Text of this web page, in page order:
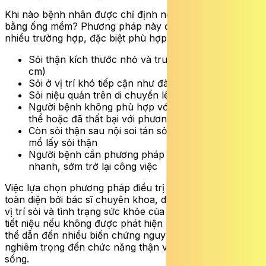
Khi nào bệnh nhân được chỉ định nội soi tán sỏi thận
bằng ống mềm? Phương pháp này được chỉ định trong
nhiều trường hợp, đặc biệt phù hợp với:
Sỏi thận kích thước nhỏ và trung bình (thường < 2
cm)
Sỏi ở vị trí khó tiếp cận như đài dưới
Sỏi niệu quản trên di chuyển lên thận
Người bệnh không phù hợp với tán sỏi ngoài cơ
thể hoặc đã thất bại với phương pháp này
Còn sỏi thận sau nội soi tán sỏi qua da hoặc sau
mổ lấy sỏi thận
Người bệnh cần phương pháp ít xâm lấn, hồi phục
nhanh, sớm trở lại công việc
Việc lựa chọn phương pháp điều trị cần được đánh giá
toàn diện bởi bác sĩ chuyên khoa, dựa trên kích thước,
vị trí sỏi và tình trạng sức khỏe của từng bệnh nhân. Sỏi
tiết niệu nếu không được phát hiện và điều trị sớm có
thể dẫn đến nhiều biến chứng nguy hiểm, ảnh hưởng
nghiêm trọng đến chức năng thận và chất lượng cuộc
sống.